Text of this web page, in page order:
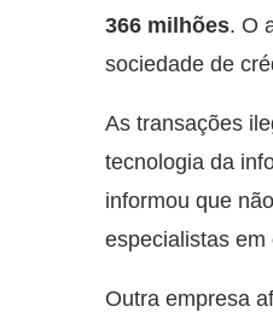
366 milhões. O
sociedade de
As transações
tecnologia da
informou que
especialistas em
Outra empresa